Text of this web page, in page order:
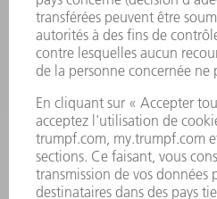
ENTREPRISE
CARRIÈRE
OFFRES D'EMPLOI
PROFIL DE L'ENTREPRISE
CONSEIL D'ADMINISTRATION
RAPPORT ANNUEL
PRINCIPES FONDAMENTAUX DE
CONFORMITÉ
SYSTÈME D'ALERTE
SÉCURITÉ
COMMUNIQUÉS DE PRESSE